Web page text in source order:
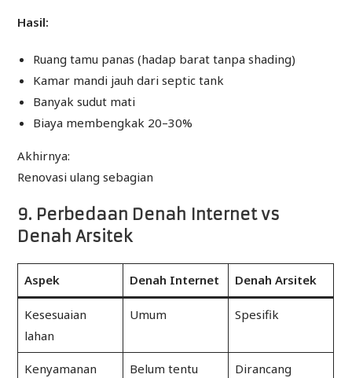
Hasil:
Ruang tamu panas (hadap barat tanpa shading)
Kamar mandi jauh dari septic tank
Banyak sudut mati
Biaya membengkak 20–30%
Akhirnya:
Renovasi ulang sebagian
9. Perbedaan Denah Internet vs
Denah Arsitek
Aspek Denah Internet Denah Arsitek
Kesesuaian
lahan
Umum Spesifik
Kenyamanan Belum tentu Dirancang